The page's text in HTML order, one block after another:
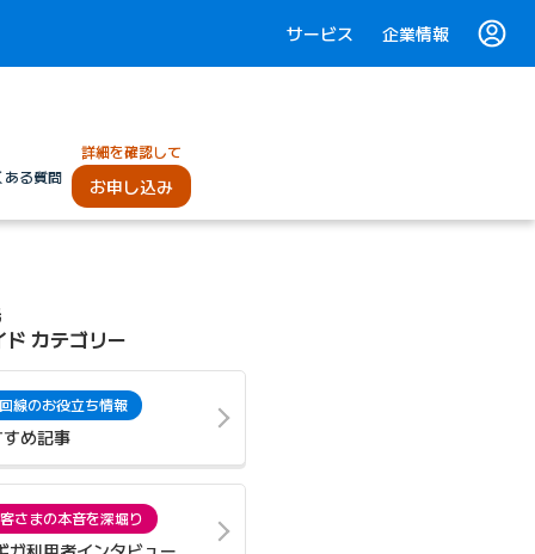
サービス 企業情報
ある質問
詳細を確認して
お申し込み
ド カテゴリー
線のお役立ち情報
め記事
さまの本音を深堀り